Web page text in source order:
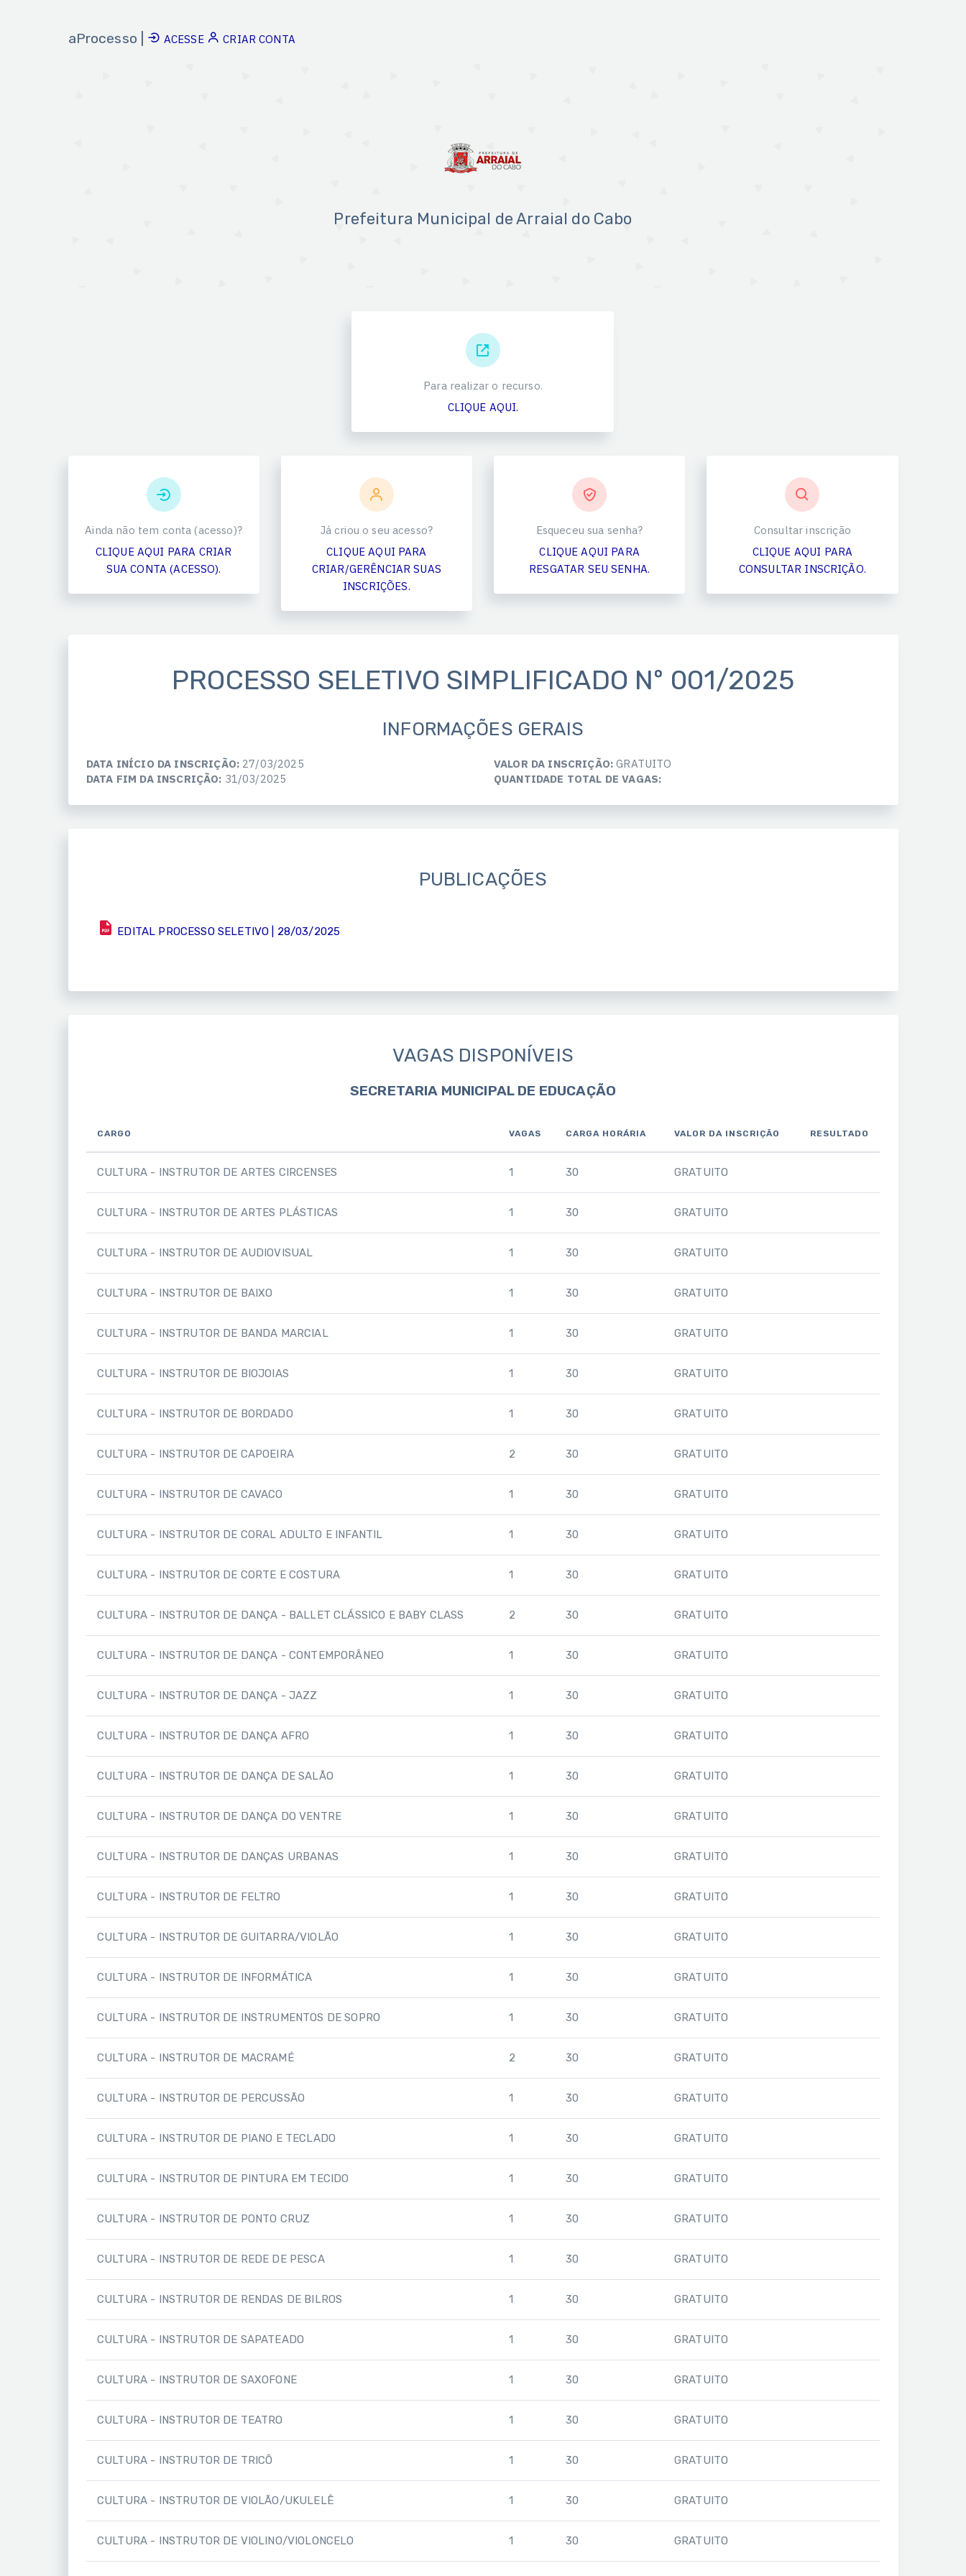
aProcesso | ACESSE CRIAR CONTA
Prefeitura Municipal de Arraial do Cabo
Para realizar o recurso.
CLIQUE AQUI.
Ainda não tem conta (acesso)?
CLIQUE AQUI PARA CRIAR
SUA CONTA (ACESSO).
Já criou o seu acesso?
CLIQUE AQUI PARA
CRIAR/GERÊNCIAR SUAS
INSCRIÇÕES.
Esqueceu sua senha?
CLIQUE AQUI PARA
RESGATAR SEU SENHA.
Consultar inscrição
CLIQUE AQUI PARA
CONSULTAR INSCRIÇÃO.
PROCESSO SELETIVO SIMPLIFICADO Nº 001/2025
INFORMAÇÕES GERAIS
DATA INÍCIO DA INSCRIÇÃO: 27/03/2025
DATA FIM DA INSCRIÇÃO: 31/03/2025
VALOR DA INSCRIÇÃO: GRATUITO
QUANTIDADE TOTAL DE VAGAS:
PUBLICAÇÕES
EDITAL PROCESSO SELETIVO | 28/03/2025
VAGAS DISPONÍVEIS
SECRETARIA MUNICIPAL DE EDUCAÇÃO
CARGO VAGAS CARGA HORÁRIA VALOR DA INSCRIÇÃO RESULTADO
CULTURA - INSTRUTOR DE ARTES CIRCENSES 1 30 GRATUITO
CULTURA - INSTRUTOR DE ARTES PLÁSTICAS 1 30 GRATUITO
CULTURA - INSTRUTOR DE AUDIOVISUAL 1 30 GRATUITO
CULTURA - INSTRUTOR DE BAIXO 1 30 GRATUITO
CULTURA - INSTRUTOR DE BANDA MARCIAL 1 30 GRATUITO
CULTURA - INSTRUTOR DE BIOJOIAS 1 30 GRATUITO
CULTURA - INSTRUTOR DE BORDADO 1 30 GRATUITO
CULTURA - INSTRUTOR DE CAPOEIRA 2 30 GRATUITO
CULTURA - INSTRUTOR DE CAVACO 1 30 GRATUITO
CULTURA - INSTRUTOR DE CORAL ADULTO E INFANTIL 1 30 GRATUITO
CULTURA - INSTRUTOR DE CORTE E COSTURA 1 30 GRATUITO
CULTURA - INSTRUTOR DE DANÇA - BALLET CLÁSSICO E BABY CLASS 2 30 GRATUITO
CULTURA - INSTRUTOR DE DANÇA - CONTEMPORÂNEO 1 30 GRATUITO
CULTURA - INSTRUTOR DE DANÇA - JAZZ 1 30 GRATUITO
CULTURA - INSTRUTOR DE DANÇA AFRO 1 30 GRATUITO
CULTURA - INSTRUTOR DE DANÇA DE SALÃO 1 30 GRATUITO
CULTURA - INSTRUTOR DE DANÇA DO VENTRE 1 30 GRATUITO
CULTURA - INSTRUTOR DE DANÇAS URBANAS 1 30 GRATUITO
CULTURA - INSTRUTOR DE FELTRO 1 30 GRATUITO
CULTURA - INSTRUTOR DE GUITARRA/VIOLÃO 1 30 GRATUITO
CULTURA - INSTRUTOR DE INFORMÁTICA 1 30 GRATUITO
CULTURA - INSTRUTOR DE INSTRUMENTOS DE SOPRO 1 30 GRATUITO
CULTURA - INSTRUTOR DE MACRAMÉ 2 30 GRATUITO
CULTURA - INSTRUTOR DE PERCUSSÃO 1 30 GRATUITO
CULTURA - INSTRUTOR DE PIANO E TECLADO 1 30 GRATUITO
CULTURA - INSTRUTOR DE PINTURA EM TECIDO 1 30 GRATUITO
CULTURA - INSTRUTOR DE PONTO CRUZ 1 30 GRATUITO
CULTURA - INSTRUTOR DE REDE DE PESCA 1 30 GRATUITO
CULTURA - INSTRUTOR DE RENDAS DE BILROS 1 30 GRATUITO
CULTURA - INSTRUTOR DE SAPATEADO 1 30 GRATUITO
CULTURA - INSTRUTOR DE SAXOFONE 1 30 GRATUITO
CULTURA - INSTRUTOR DE TEATRO 1 30 GRATUITO
CULTURA - INSTRUTOR DE TRICÔ 1 30 GRATUITO
CULTURA - INSTRUTOR DE VIOLÃO/UKULELÊ 1 30 GRATUITO
CULTURA - INSTRUTOR DE VIOLINO/VIOLONCELO 1 30 GRATUITO